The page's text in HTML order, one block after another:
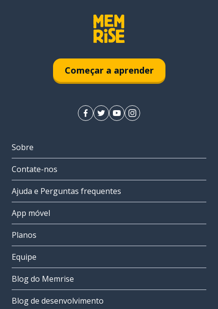
Começar a aprender
Sobre
Contate-nos
Ajuda e Perguntas frequentes
App móvel
Planos
Equipe
Blog do Memrise
Blog de desenvolvimento